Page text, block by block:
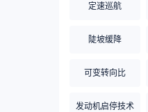
定速巡航
陡坡缓降
可变转向比
发动机启停技术